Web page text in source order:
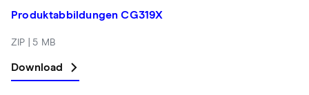
Produktabbildungen CG319X
ZIP | 5 MB
Download